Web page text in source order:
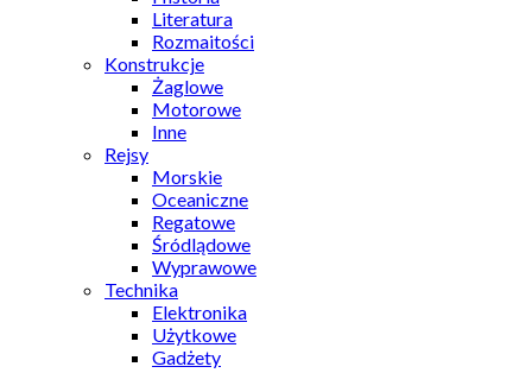
Literatura
Rozmaitości
Konstrukcje
Żaglowe
Motorowe
Inne
Rejsy
Morskie
Oceaniczne
Regatowe
Śródlądowe
Wyprawowe
Technika
Elektronika
Użytkowe
Gadżety